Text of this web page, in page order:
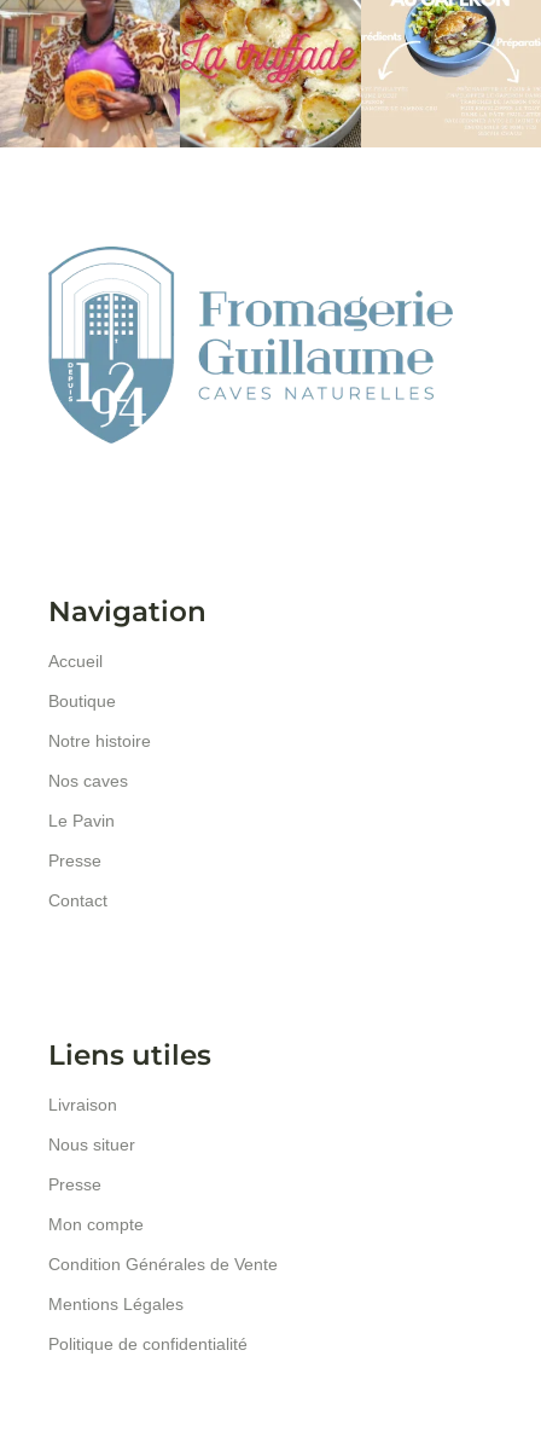
Navigation
Accueil
Boutique
Notre histoire
Nos caves
Le Pavin
Presse
Contact
Liens utiles
Livraison
Nous situer
Presse
Mon compte
Condition Générales de Vente
Mentions Légales
Politique de confidentialité